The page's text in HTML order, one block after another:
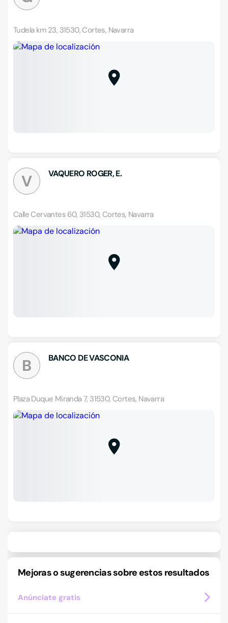
Tudela km 23, 31530, Cortes, Navarra
V VAQUERO ROGER, E.
Calle Cervantes 60, 31530, Cortes, Navarra
B BANCO DE VASCONIA
Plaza Duque Miranda 7, 31530, Cortes, Navarra
Mejoras o sugerencias sobre estos resultados
Anúnciate gratis